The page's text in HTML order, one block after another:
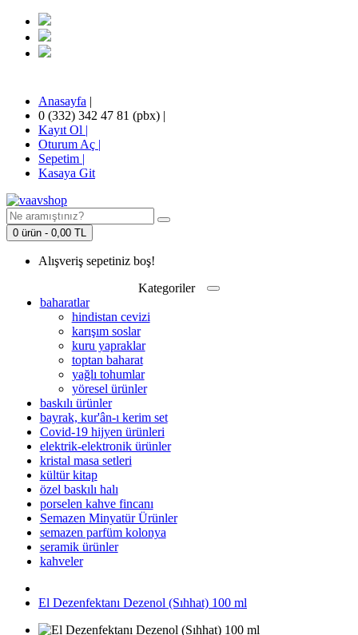
Anasayfa |
0 (332) 342 47 81 (pbx) |
Kayıt Ol |
Oturum Aç |
Sepetim |
Kasaya Git
0 ürün - 0,00 TL
Alışveriş sepetiniz boş!
Kategoriler
baharatlar
hindistan cevizi
karışım soslar
kuru yapraklar
toptan baharat
yağlı tohumlar
yöresel ürünler
baskılı ürünler
bayrak, kur'ân-ı kerim set
Covid-19 hijyen ürünleri
elektrik-elektronik ürünler
kristal masa setleri
kültür kitap
özel baskılı halı
porselen kahve fincanı
Semazen Minyatür Ürünler
semazen parfüm kolonya
seramik ürünler
kahveler
El Dezenfektanı Dezenol (Sıhhat) 100 ml